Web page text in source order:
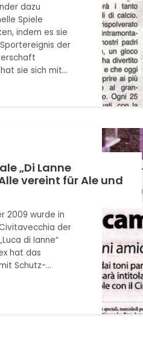
dazu
Spiele
indem es sie
der
sie sich mit…
„Di Lanne
vereint für Ale und
2009 wurde in
der
di Ianne“
hat das
Schutz-…